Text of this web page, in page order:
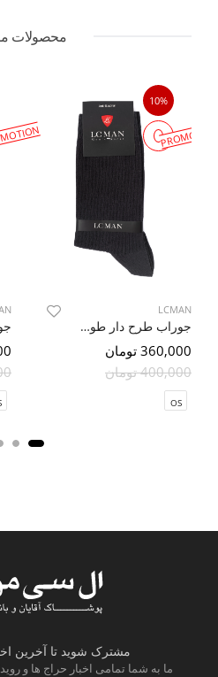
محصولات
10%
LCMAN
جوراب طرح دار طوسی تیره
360,000 تومان
400,000 تومان
OS
مشترک شوید تا آخرین
ما به شما تمامی اخبار حراج ها و